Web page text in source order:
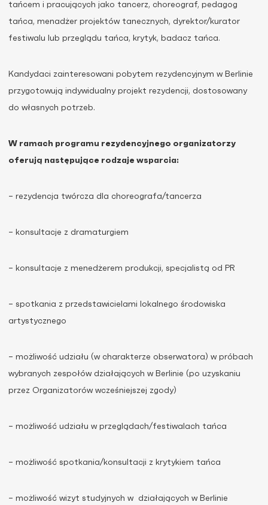
tańcem i pracujących jako tancerz, choreograf, pedagog
tańca, menadżer projektów tanecznych, dyrektor/kurator
festiwalu lub przeglądu tańca, krytyk, badacz tańca.
Kandydaci zainteresowani pobytem rezydencyjnym w Berlinie
przygotowują indywidualny projekt rezydencji, dostosowany
do własnych potrzeb.
W ramach programu rezydencyjnego organizatorzy
oferują następujące rodzaje wsparcia:
– rezydencja twórcza dla choreografa/tancerza
– konsultacje z dramaturgiem
– konsultacje z menedżerem produkcji, specjalistą od PR
– spotkania z przedstawicielami lokalnego środowiska
artystycznego
– możliwość udziału (w charakterze obserwatora) w próbach
wybranych zespołów działających w Berlinie (po uzyskaniu
przez Organizatorów wcześniejszej zgody)
– możliwość udziału w przeglądach/festiwalach tańca
– możliwość spotkania/konsultacji z krytykiem tańca
– możliwość wizyt studyjnych w działających w Berlinie